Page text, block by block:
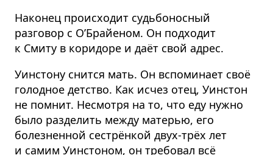
Наконец происходит судьбоносный
разговор с О’Брайеном. Он подходит
к Смиту в коридоре и даёт свой адрес.
Уинстону снится мать. Он вспоминает своё
голодное детство. Как исчез отец, Уинстон
не помнит. Несмотря на то, что еду нужно
было разделить между матерью, его
болезненной сестрёнкой двух-трёх лет
и самим Уинстоном, он требовал всё